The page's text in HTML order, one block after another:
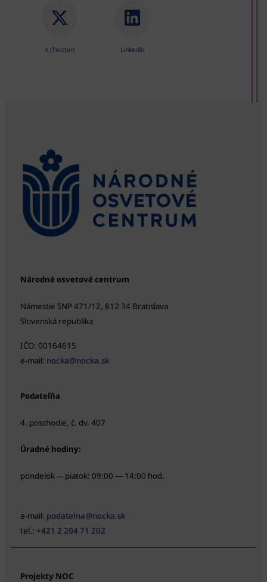
X (Twitter) LinkedIn
Národné osvetové centrum
Námestie SNP 471/12, 812 34 Bratislava
Slovenská republika
IČO: 00164615
e-mail: nocka@nocka.sk
Podateľňa
4. poschodie, č. dv. 407
Úradné hodiny:
pondelok — piatok: 09:00 — 14:00 hod.
e-mail: podatelna@nocka.sk
tel.: +421 2 204 71 202
Projekty NOC